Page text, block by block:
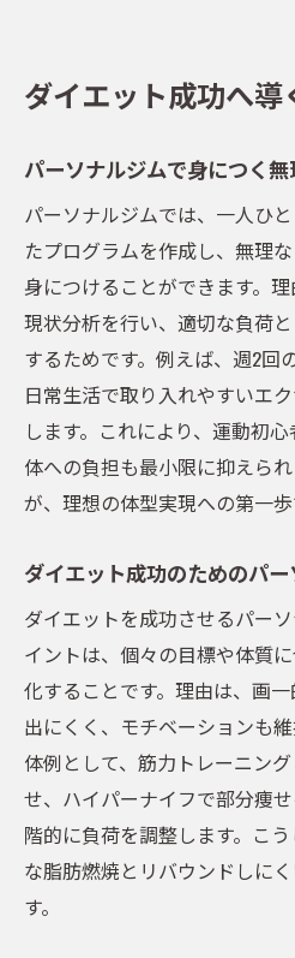
ダイエット成功へ
パーソナルジムで身につく
パーソナルジムでは、一人ひ
たプログラムを作成し、無理
身につけることができます。
現状分析を行い、適切な負荷
するためです。例えば、週2回
日常生活で取り入れやすいエ
します。これにより、運動初
体への負担も最小限に抑えら
が、理想の体型実現への第一歩
ダイエット成功のためのパ
ダイエットを成功させるパー
イントは、個々の目標や体質
化することです。理由は、画
出にくく、モチベーションも
体例として、筋力トレーニン
せ、ハイパーナイフで部分痩
階的に負荷を調整します。こ
な脂肪燃焼とリバウンドしに
す。